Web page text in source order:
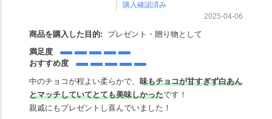
購入確認済み
2025-04-06
商品を購入した目的:
プレゼント・贈り物として
満足度
おすすめ度
中のチョコが程よい柔らかで、 味もチョコが甘すぎず白あん
とマッチしていてとても美味しかったです！
親戚にもプレゼントし喜んでいました！